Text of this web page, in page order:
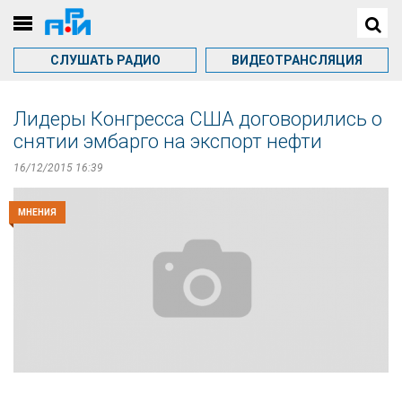
СЛУШАТЬ РАДИО ВИДЕОТРАНСЛЯЦИЯ
Лидеры Конгресса США договорились о
снятии эмбарго на экспорт нефти
16/12/2015 16:39
МНЕНИЯ